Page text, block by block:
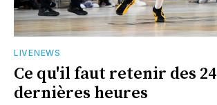
LIVENEWS
Ce qu'il faut retenir des 24
dernières heures